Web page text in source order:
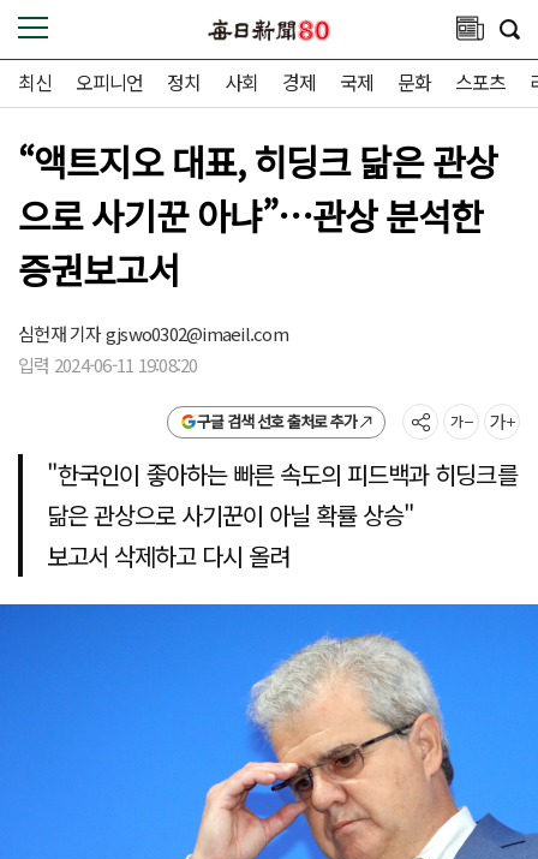
최신 오피니언 정치 사회 경제 국제 문화 스포츠
“액트지오 대표, 히딩크 닮은 관상
으로 사기꾼 아냐”…관상 분석한
증권보고서
심헌재 기자gjswo0302@imaeil.com
입력 2024-06-11 19:08:20
구글 검색 선호 출처로 추가
"한국인이 좋아하는 빠른 속도의 피드백과 히딩크를
닮은 관상으로 사기꾼이 아닐 확률 상승"
보고서 삭제하고 다시 올려